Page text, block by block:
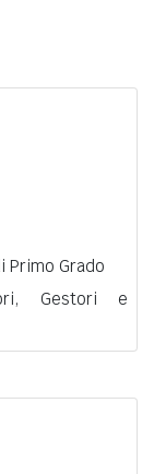
Primo Grado
Gestori e